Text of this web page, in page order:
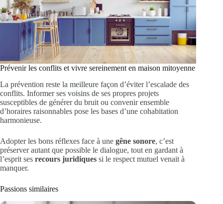
Prévenir les conflits et vivre sereinement en maison mitoyenne
La prévention reste la meilleure façon d’éviter l’escalade des
conflits. Informer ses voisins de ses propres projets
susceptibles de générer du bruit ou convenir ensemble
d’horaires raisonnables pose les bases d’une cohabitation
harmonieuse.
Adopter les bons réflexes face à une gêne sonore, c’est
préserver autant que possible le dialogue, tout en gardant à
l’esprit ses recours juridiques si le respect mutuel venait à
manquer.
Passions similaires